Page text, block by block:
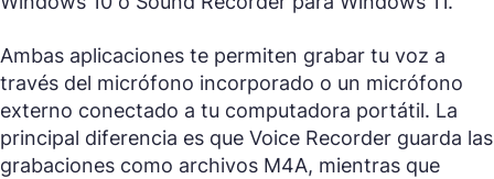
Ambas aplicaciones te permiten grabar tu voz a
través del micrófono incorporado o un micrófono
externo conectado a tu computadora portátil. La
principal diferencia es que Voice Recorder guarda las
grabaciones como archivos M4A, mientras que